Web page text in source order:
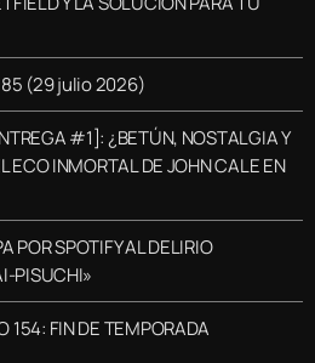
85 (29 julio 2026)
#1]: ¿BETÚN, NOSTALGIA Y
ECO INMORTAL DE JOHN CALE EN
POR SPOTIFY AL DELIRIO
PISUCHI»
154: FIN DE TEMPORADA